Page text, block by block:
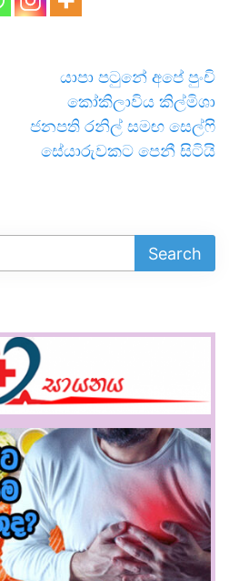
යාපා පටුනේ අපේ පුංචි
කෝකිලාවිය කිල්මිශා
ජනපති රනිල් සමඟ සෙල්ෆි
සේයාරුවකට පෙනී සිටියි